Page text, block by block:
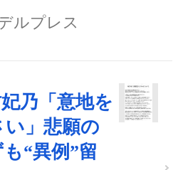
ルプレス
乃「意地を
」悲願の
“異例”留